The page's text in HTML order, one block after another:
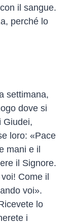
il sangue.
perché lo
settimana,
dove si
Giudei,
loro: «Pace
mani e il
il Signore.
Come il
voi».
lo
i